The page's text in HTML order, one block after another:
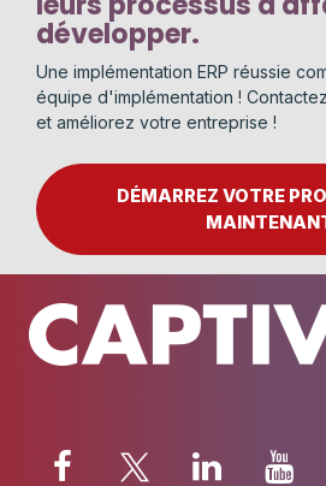
développer.
Une implémentation ERP réussie
équipe d'implémentation !
et améliorez votre entreprise !
DÉMARREZ VOTRE